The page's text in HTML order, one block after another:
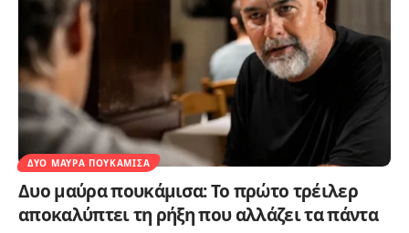
ΔΥΟ ΜΑΎΡΑ ΠΟΥΚΆΜΙΣΑ
Δυο μαύρα πουκάμισα: Το πρώτο τρέιλερ
αποκαλύπτει τη ρήξη που αλλάζει τα πάντα